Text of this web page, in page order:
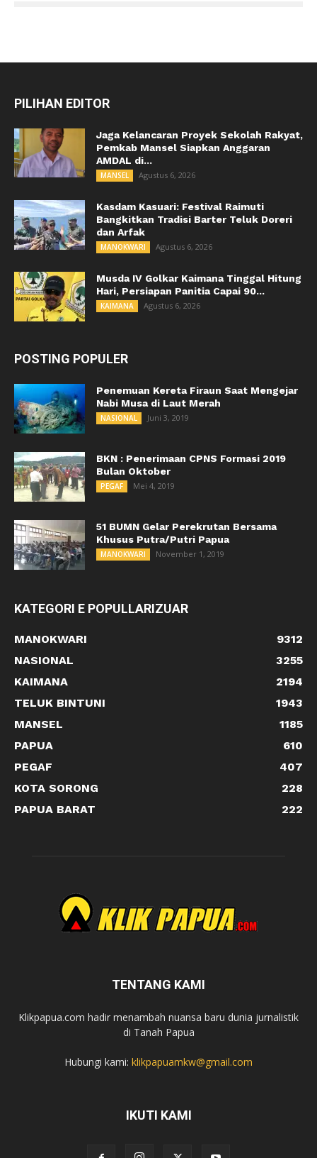
PILIHAN EDITOR
Jaga Kelancaran Proyek Sekolah Rakyat,
Pemkab Mansel Siapkan Anggaran
AMDAL di...
MANSEL Agustus 6, 2026
Kasdam Kasuari: Festival Raimuti
Bangkitkan Tradisi Barter Teluk Doreri
dan Arfak
MANOKWARI Agustus 6, 2026
Musda IV Golkar Kaimana Tinggal Hitung
Hari, Persiapan Panitia Capai 90...
KAIMANA Agustus 6, 2026
POSTING POPULER
Penemuan Kereta Firaun Saat Mengejar
Nabi Musa di Laut Merah
NASIONAL Juni 3, 2019
BKN : Penerimaan CPNS Formasi 2019
Bulan Oktober
PEGAF Mei 4, 2019
51 BUMN Gelar Perekrutan Bersama
Khusus Putra/Putri Papua
MANOKWARI November 1, 2019
KATEGORI E POPULLARIZUAR
MANOKWARI
9312
NASIONAL
3255
KAIMANA
2194
TELUK BINTUNI
1943
MANSEL
1185
PAPUA
610
PEGAF
407
KOTA SORONG
228
PAPUA BARAT
222
TENTANG KAMI
Klikpapua.com hadir menambah nuansa baru dunia jurnalistik
di Tanah Papua
Hubungi kami: klikpapuamkw@gmail.com
IKUTI KAMI